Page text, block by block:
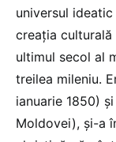
universul
creaţia
ultimul secol al
treilea mileniu.
ianuarie 1850)
Moldovei), şi-a